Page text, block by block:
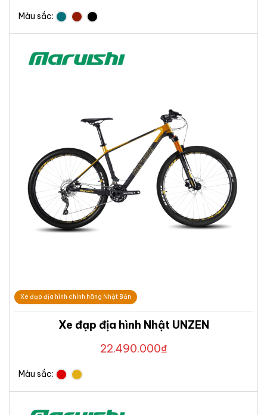
Màu sắc:
Xe đạp địa hình chính hãng Nhật Bản
Xe đạp địa hình Nhật UNZEN
22.490.000₫
Màu sắc: